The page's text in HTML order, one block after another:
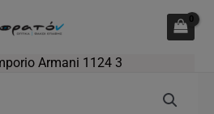
Armani 1124 3